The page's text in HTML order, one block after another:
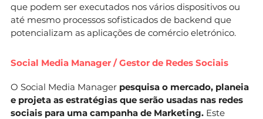
que podem ser executados nos vários dispositivos ou
até mesmo processos sofisticados de backend que
potencializam as aplicações de comércio eletrónico.
Social Media Manager / Gestor de Redes Sociais
O Social Media Manager pesquisa o mercado, planeia
e projeta as estratégias que serão usadas nas redes
sociais para uma campanha de Marketing. Este